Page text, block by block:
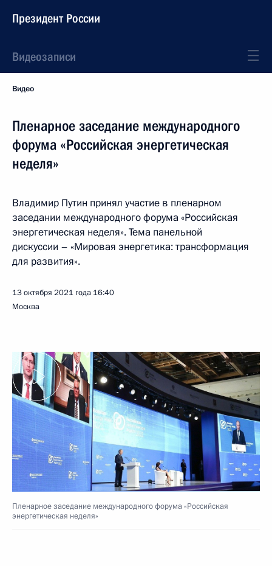
Президент России
Видеозаписи
Видео
Пленарное заседание международного
форума «Российская энергетическая
неделя»
Владимир Путин принял участие в пленарном
заседании международного форума «Российская
энергетическая неделя». Тема панельной
дискуссии – «Мировая энергетика: трансформация
для развития».
13 октября 2021 года 16:40
Москва
Пленарное заседание международного форума «Российская
энергетическая неделя»